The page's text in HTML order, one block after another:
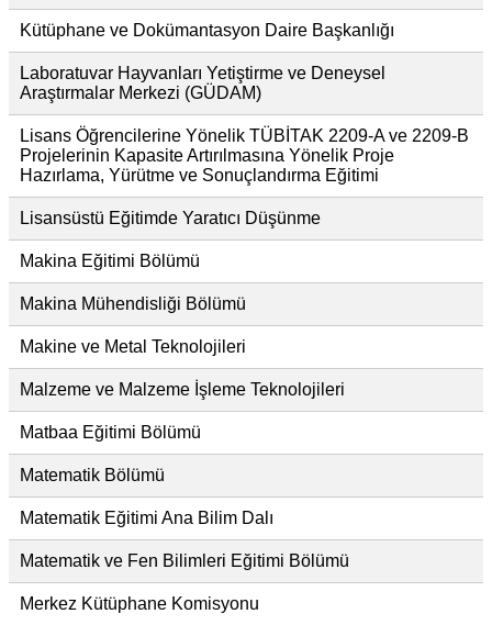
Kütüphane ve Dokümantasyon Daire Başkanlığı
Laboratuvar Hayvanları Yetiştirme ve Deneysel
Araştırmalar Merkezi (GÜDAM)
Lisans Öğrencilerine Yönelik TÜBİTAK 2209-A ve 2209-B
Projelerinin Kapasite Artırılmasına Yönelik Proje
Hazırlama, Yürütme ve Sonuçlandırma Eğitimi
Lisansüstü Eğitimde Yaratıcı Düşünme
Makina Eğitimi Bölümü
Makina Mühendisliği Bölümü
Makine ve Metal Teknolojileri
Malzeme ve Malzeme İşleme Teknolojileri
Matbaa Eğitimi Bölümü
Matematik Bölümü
Matematik Eğitimi Ana Bilim Dalı
Matematik ve Fen Bilimleri Eğitimi Bölümü
Merkez Kütüphane Komisyonu